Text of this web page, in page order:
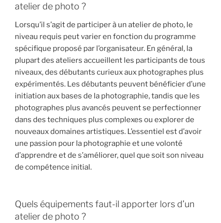
atelier de photo ?
Lorsqu’il s’agit de participer à un atelier de photo, le
niveau requis peut varier en fonction du programme
spécifique proposé par l’organisateur. En général, la
plupart des ateliers accueillent les participants de tous
niveaux, des débutants curieux aux photographes plus
expérimentés. Les débutants peuvent bénéficier d’une
initiation aux bases de la photographie, tandis que les
photographes plus avancés peuvent se perfectionner
dans des techniques plus complexes ou explorer de
nouveaux domaines artistiques. L’essentiel est d’avoir
une passion pour la photographie et une volonté
d’apprendre et de s’améliorer, quel que soit son niveau
de compétence initial.
Quels équipements faut-il apporter lors d’un
atelier de photo ?